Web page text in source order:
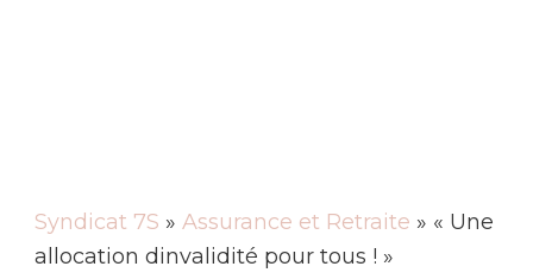
Syndicat 7S » Assurance et Retraite » « Une
allocation dinvalidité pour tous ! »